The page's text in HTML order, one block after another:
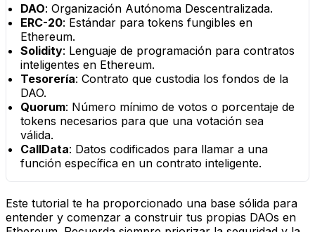
DAO: Organización Autónoma Descentralizada.
ERC-20: Estándar para tokens fungibles en
Ethereum.
Solidity: Lenguaje de programación para contratos
inteligentes en Ethereum.
Tesorería: Contrato que custodia los fondos de la
DAO.
Quorum: Número mínimo de votos o porcentaje de
tokens necesarios para que una votación sea
válida.
CallData: Datos codificados para llamar a una
función específica en un contrato inteligente.
Este tutorial te ha proporcionado una base sólida para
entender y comenzar a construir tus propias DAOs en